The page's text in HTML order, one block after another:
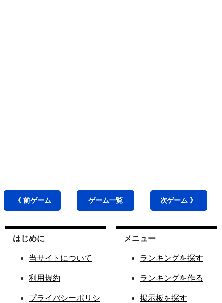
《 前ゲーム ゲーム一覧 次ゲーム 》
はじめに
当サイトについて
利用規約
プライバシーポリシ
メニュー
ランキングを探す
ランキングを作る
掲示板を探す